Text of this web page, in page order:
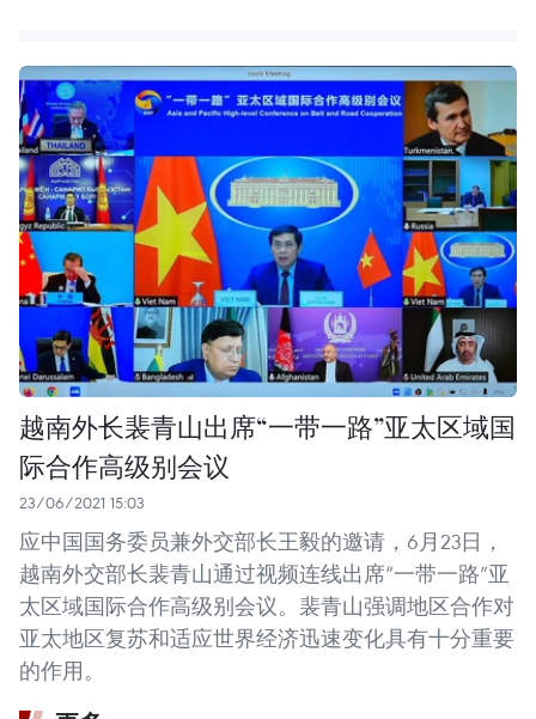
越南外长裴青山出席“一带一路”亚太区域国
际合作高级别会议
23/06/2021 15:03
应中国国务委员兼外交部长王毅的邀请，6月23日，
越南外交部长裴青山通过视频连线出席“一带一路”亚
太区域国际合作高级别会议。裴青山强调地区合作对
亚太地区复苏和适应世界经济迅速变化具有十分重要
的作用。